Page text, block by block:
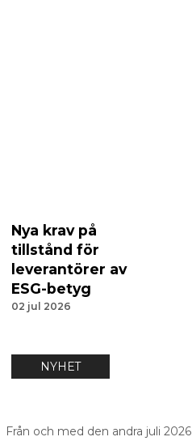
Nya krav på
tillstånd för
leverantörer av
ESG-betyg
02 jul 2026
NYHET
Från och med den andra juli 2026